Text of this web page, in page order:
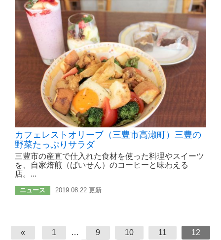
カフェレストオリーブ（三豊市高瀬町）三豊の
野菜たっぷりサラダ
三豊市の産直で仕入れた食材を使った料理やスイーツ
を、自家焙煎（ばいせん）のコーヒーと味わえる
店。...
ニュース 2019.08.22 更新
« 1 … 9 10 11 12